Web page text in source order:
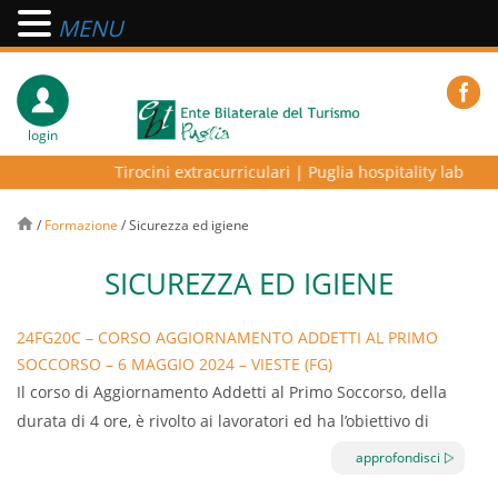
login
Tirocini extracurriculari| Puglia hospitality lab –
/ Formazione /Sicurezza ed igiene
SICUREZZA ED IGIENE
24FG20C – CORSO AGGIORNAMENTO ADDETTI AL PRIMO
SOCCORSO – 6 MAGGIO 2024 – VIESTE (FG)
Il corso di Aggiornamento Addetti al Primo Soccorso, della
durata di 4 ore, è rivolto ai lavoratori ed ha l’obiettivo di
approfondisci
MENU